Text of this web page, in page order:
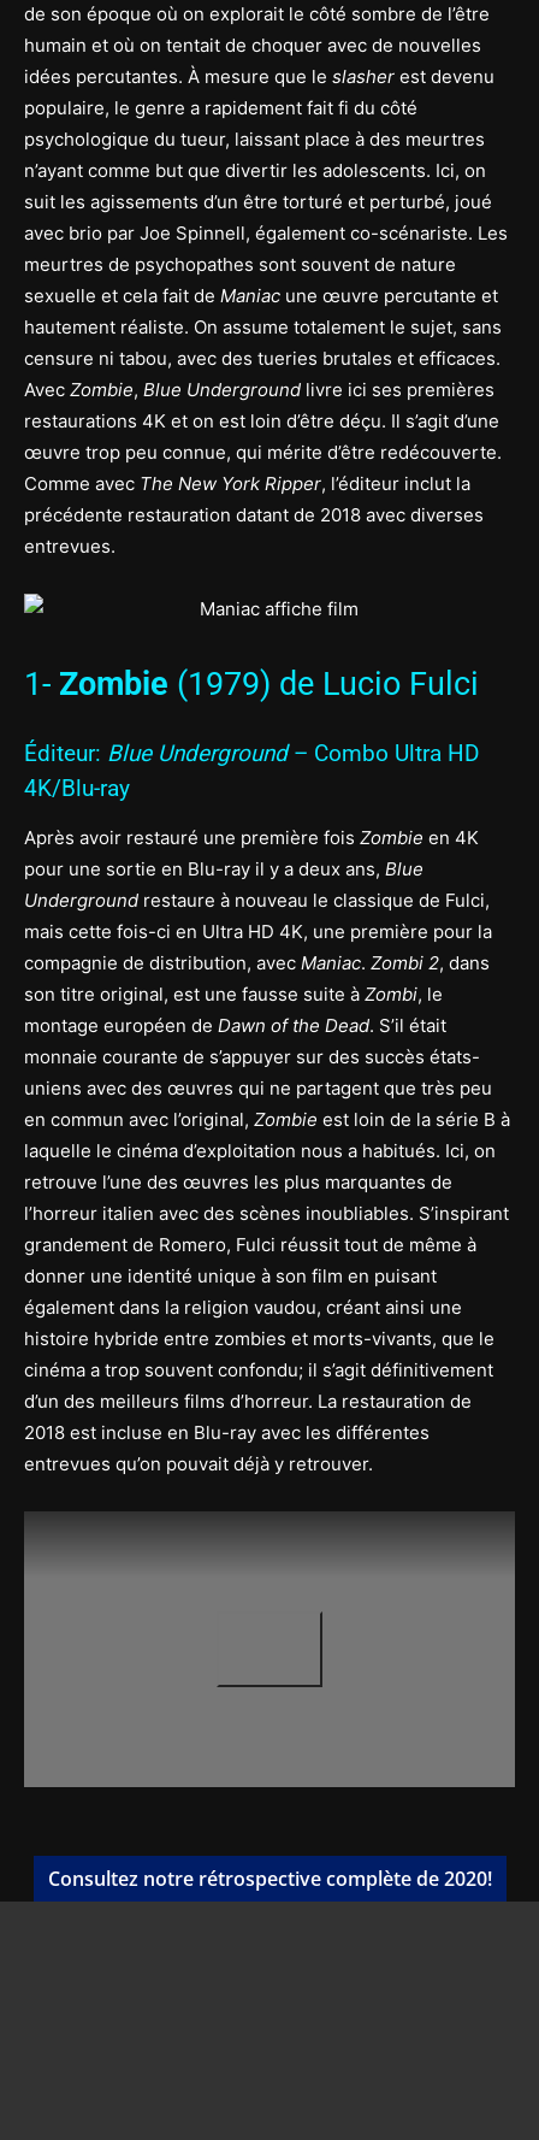
de son époque où on explorait le côté sombre de l’être
humain et où on tentait de choquer avec de nouvelles
idées percutantes. À mesure que le slasher est devenu
populaire, le genre a rapidement fait fi du côté
psychologique du tueur, laissant place à des meurtres
n’ayant comme but que divertir les adolescents. Ici, on
suit les agissements d’un être torturé et perturbé, joué
avec brio par Joe Spinnell, également co-scénariste. Les
meurtres de psychopathes sont souvent de nature
sexuelle et cela fait de Maniac une œuvre percutante et
hautement réaliste. On assume totalement le sujet, sans
censure ni tabou, avec des tueries brutales et efficaces.
Avec Zombie, Blue Underground livre ici ses premières
restaurations 4K et on est loin d’être déçu. Il s’agit d’une
œuvre trop peu connue, qui mérite d’être redécouverte.
Comme avec The New York Ripper, l’éditeur inclut la
précédente restauration datant de 2018 avec diverses
entrevues.
1- Zombie (1979) de Lucio Fulci
Éditeur: Blue Underground– Combo Ultra HD
4K/Blu-ray
Après avoir restauré une première fois Zombie en 4K
pour une sortie en Blu-ray il y a deux ans, Blue
Underground restaure à nouveau le classique de Fulci,
mais cette fois-ci en Ultra HD 4K, une première pour la
compagnie de distribution, avec Maniac. Zombi 2, dans
son titre original, est une fausse suite à Zombi, le
montage européen de Dawn of the Dead. S’il était
monnaie courante de s’appuyer sur des succès états-
uniens avec des œuvres qui ne partagent que très peu
en commun avec l’original, Zombie est loin de la série B à
laquelle le cinéma d’exploitation nous a habitués. Ici, on
retrouve l’une des œuvres les plus marquantes de
l’horreur italien avec des scènes inoubliables. S’inspirant
grandement de Romero, Fulci réussit tout de même à
donner une identité unique à son film en puisant
également dans la religion vaudou, créant ainsi une
histoire hybride entre zombies et morts-vivants, que le
cinéma a trop souvent confondu; il s’agit définitivement
d’un des meilleurs films d’horreur. La restauration de
2018 est incluse en Blu-ray avec les différentes
entrevues qu’on pouvait déjà y retrouver.
Consultez notre rétrospective complète de 2020!